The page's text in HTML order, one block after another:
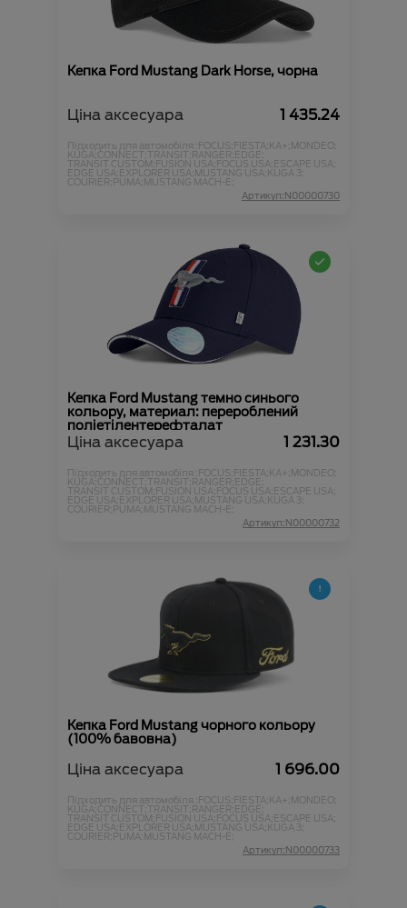
Кепка Ford Mustang Dark Horse, чорна
Ціна аксесуара 1 435.24
Підходить для автомобіля :FOCUS;FIESTA;KA+;MONDEO;
KUGA;CONNECT;TRANSIT;RANGER;EDGE;
TRANSIT CUSTOM;FUSION USA;FOCUS USA;ESCAPE USA;
EDGE USA;EXPLORER USA;MUSTANG USA;KUGA 3;
COURIER;PUMA;MUSTANG MACH-E;
Артикул:N00000730
Кепка Ford Mustang темно синього
кольору, материал: перероблений
поліетілентерефталат
Ціна аксесуара 1 231.30
Підходить для автомобіля :FOCUS;FIESTA;KA+;MONDEO;
KUGA;CONNECT;TRANSIT;RANGER;EDGE;
TRANSIT CUSTOM;FUSION USA;FOCUS USA;ESCAPE USA;
EDGE USA;EXPLORER USA;MUSTANG USA;KUGA 3;
COURIER;PUMA;MUSTANG MACH-E;
Артикул:N00000732
Кепка Ford Mustang чорного кольору
(100% бавовна)
Ціна аксесуара 1 696.00
Підходить для автомобіля :FOCUS;FIESTA;KA+;MONDEO;
KUGA;CONNECT;TRANSIT;RANGER;EDGE;
TRANSIT CUSTOM;FUSION USA;FOCUS USA;ESCAPE USA;
EDGE USA;EXPLORER USA;MUSTANG USA;KUGA 3;
COURIER;PUMA;MUSTANG MACH-E;
Артикул:N00000733